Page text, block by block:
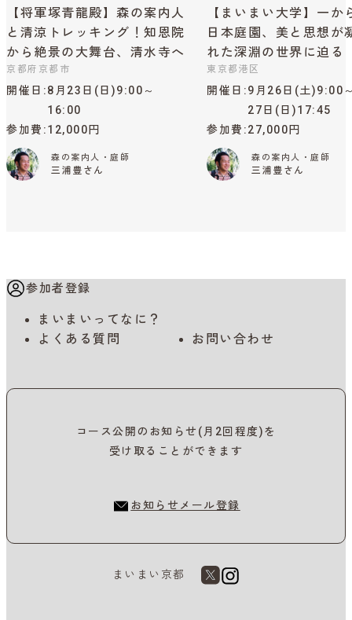
【将軍塚青龍殿】森の案内人
と清涼トレッキング！知恩院
から絶景の大舞台、清水寺へ
京都府京都市
開催日
8月23日(日)9:00～
16:00
参加費 12,000円
森の案内人・庭師
三浦豊さん
【まいまい大学】一か
日本庭園、美と思想が
れた深淵の世界に迫る
東京都港区
開催日
9月26日(土)9:00
27日(日)17:45
参加費 27,000円
森の案内人・庭師
三浦豊さん
参加者登録
まいまいってなに？
よくある質問
お問い合わせ
コース公開のお知らせ(月2回程度)を
受け取ることができます
お知らせメール登録
まいまい京都